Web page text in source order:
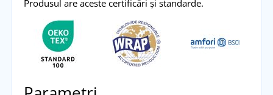
Produsul are aceste certificări și standarde.